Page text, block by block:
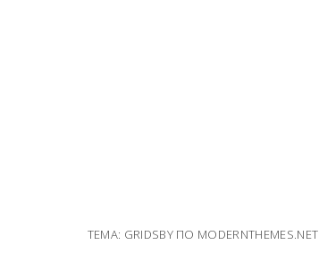
ТЕМА: GRIDSBY ПО MODERNTHEMES.NET